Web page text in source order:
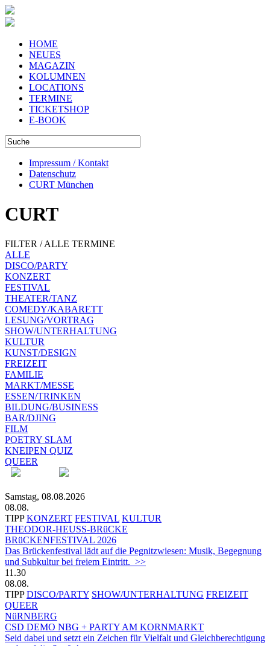
HOME
NEUES
MAGAZIN
KOLUMNEN
LOCATIONS
TERMINE
TICKETSHOP
E-BOOK
Impressum / Kontakt
Datenschutz
CURT München
CURT
FILTER / ALLE TERMINE
ALLE
DISCO/PARTY
KONZERT
FESTIVAL
THEATER/TANZ
COMEDY/KABARETT
LESUNG/VORTRAG
SHOW/UNTERHALTUNG
KULTUR
KUNST/DESIGN
FREIZEIT
FAMILIE
MARKT/MESSE
ESSEN/TRINKEN
BILDUNG/BUSINESS
BAR/DJING
FILM
POETRY SLAM
KNEIPEN QUIZ
QUEER
Samstag, 08.08.2026
08.08.
TIPP KONZERT FESTIVAL KULTUR
THEODOR-HEUSS-BRüCKE
BRüCKENFESTIVAL 2026
Das Brückenfestival lädt auf die Pegnitzwiesen: Musik, Begegnung
und Subkultur bei freiem Eintritt. >>
11.30
08.08.
TIPP DISCO/PARTY SHOW/UNTERHALTUNG FREIZEIT
QUEER
NüRNBERG
CSD DEMO NBG + PARTY AM KORNMARKT
Seid dabei und setzt ein Zeichen für Vielfalt und Gleichberechtigung